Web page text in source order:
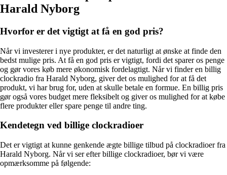
Harald Nyborg
Hvorfor er det vigtigt at få en god pris?
Når vi investerer i nye produkter, er det naturligt at ønske at finde den
bedst mulige pris. At få en god pris er vigtigt, fordi det sparer os penge
og gør vores køb mere økonomisk fordelagtigt. Når vi finder en billig
clockradio fra Harald Nyborg, giver det os mulighed for at få det
produkt, vi har brug for, uden at skulle betale en formue. En billig pris
gør også vores budget mere fleksibelt og giver os mulighed for at købe
flere produkter eller spare penge til andre ting.
Kendetegn ved billige clockradioer
Det er vigtigt at kunne genkende ægte billige tilbud på clockradioer fra
Harald Nyborg. Når vi ser efter billige clockradioer, bør vi være
opmærksomme på følgende: